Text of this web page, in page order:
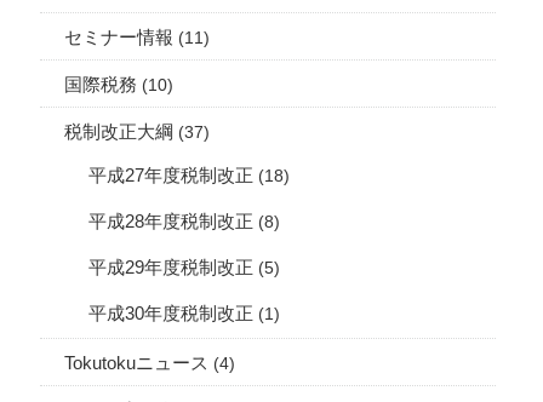
セミナー情報 (11)
国際税務 (10)
税制改正大綱 (37)
平成27年度税制改正 (18)
平成28年度税制改正 (8)
平成29年度税制改正 (5)
平成30年度税制改正 (1)
Tokutokuニュース (4)